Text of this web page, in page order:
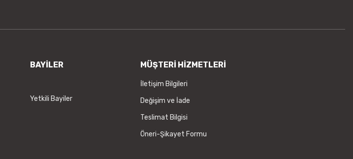
BAYİLER
Yetkili Bayiler
MÜŞTERİ HİZMETLERİ
İletişim Bilgileri
Değişim ve İade
Teslimat Bilgisi
Öneri-Şikayet Formu